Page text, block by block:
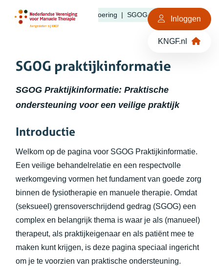
Ga naar de inhoud Inloggen
KNGF.nl
KNGF NVMT Praktijkvoering SGOG praktijkinformatie
SGOG praktijkinformatie
SGOG Praktijkinformatie: Praktische
ondersteuning voor een veilige praktijk
Introductie
Welkom op de pagina voor SGOG Praktijkinformatie.
Een veilige behandelrelatie en een respectvolle
werkomgeving vormen het fundament van goede zorg
binnen de fysiotherapie en manuele therapie. Omdat
(seksueel) grensoverschrijdend gedrag (SGOG) een
complex en belangrijk thema is waar je als (manueel)
therapeut, als praktijkeigenaar en als patiënt mee te
maken kunt krijgen, is deze pagina speciaal ingericht
om je te voorzien van praktische ondersteuning.